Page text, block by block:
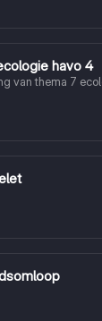
havo 4
van thema 7